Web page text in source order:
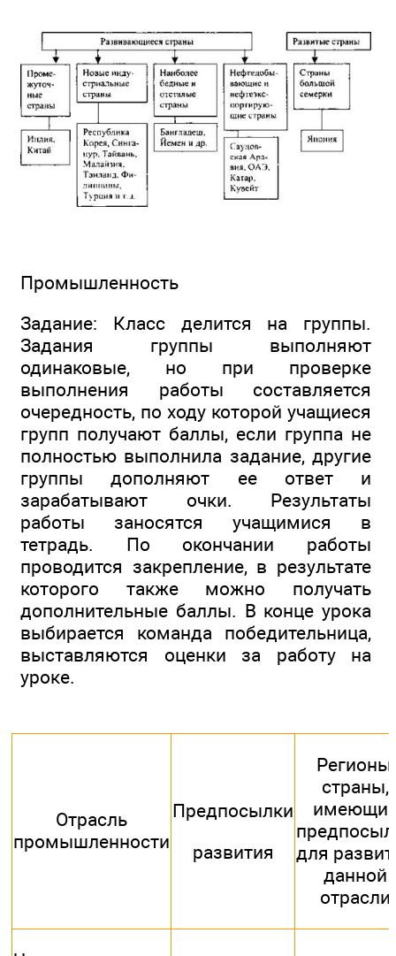
Промышленность
Задание: Класс делится на группы.
Задания группы выполняют
одинаковые, но при проверке
выполнения работы составляется
очередность, по ходу которой учащиеся
групп получают баллы, если группа не
полностью выполнила задание, другие
группы дополняют ее ответ и
зарабатывают очки. Результаты
работы заносятся учащимися в
тетрадь. По окончании работы
проводится закрепление, в результате
которого также можно получать
дополнительные баллы. В конце урока
выбирается команда победительница,
выставляются оценки за работу на
уроке.
Отрасль
промышленности
Предпосылки
развития
Регионы,
страны,
для
данной
отрасли